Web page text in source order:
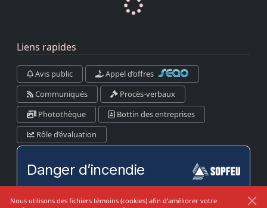
Liens rapides
Avis public
Appel d’offres
Communiqués
Procès-verbaux
Photothèque
Bottin des entreprises
Rôle d’évaluation
Danger d’incendie
Nous utilisons des fichiers témoins (cookies) afin d’améliorer votre